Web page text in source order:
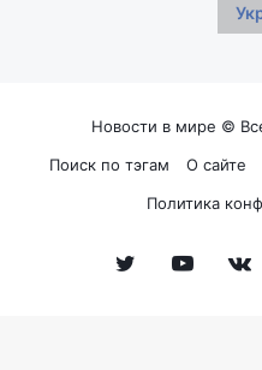
Новости в мире ©
Поиск по тэгам
О сайте
Политика
Twitter